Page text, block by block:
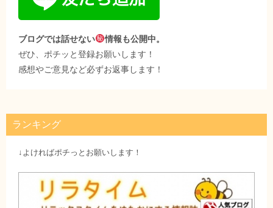
ブログでは話せない
情報も公開中。
ぜひ、ポチッと登録お願いします！
感想やご意見など必ずお返事します！
ランキング
↓よければポチっとお願いします！